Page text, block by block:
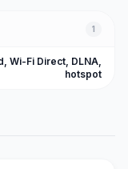
1
Wi-Fi Direct, DLNA,
hotspot